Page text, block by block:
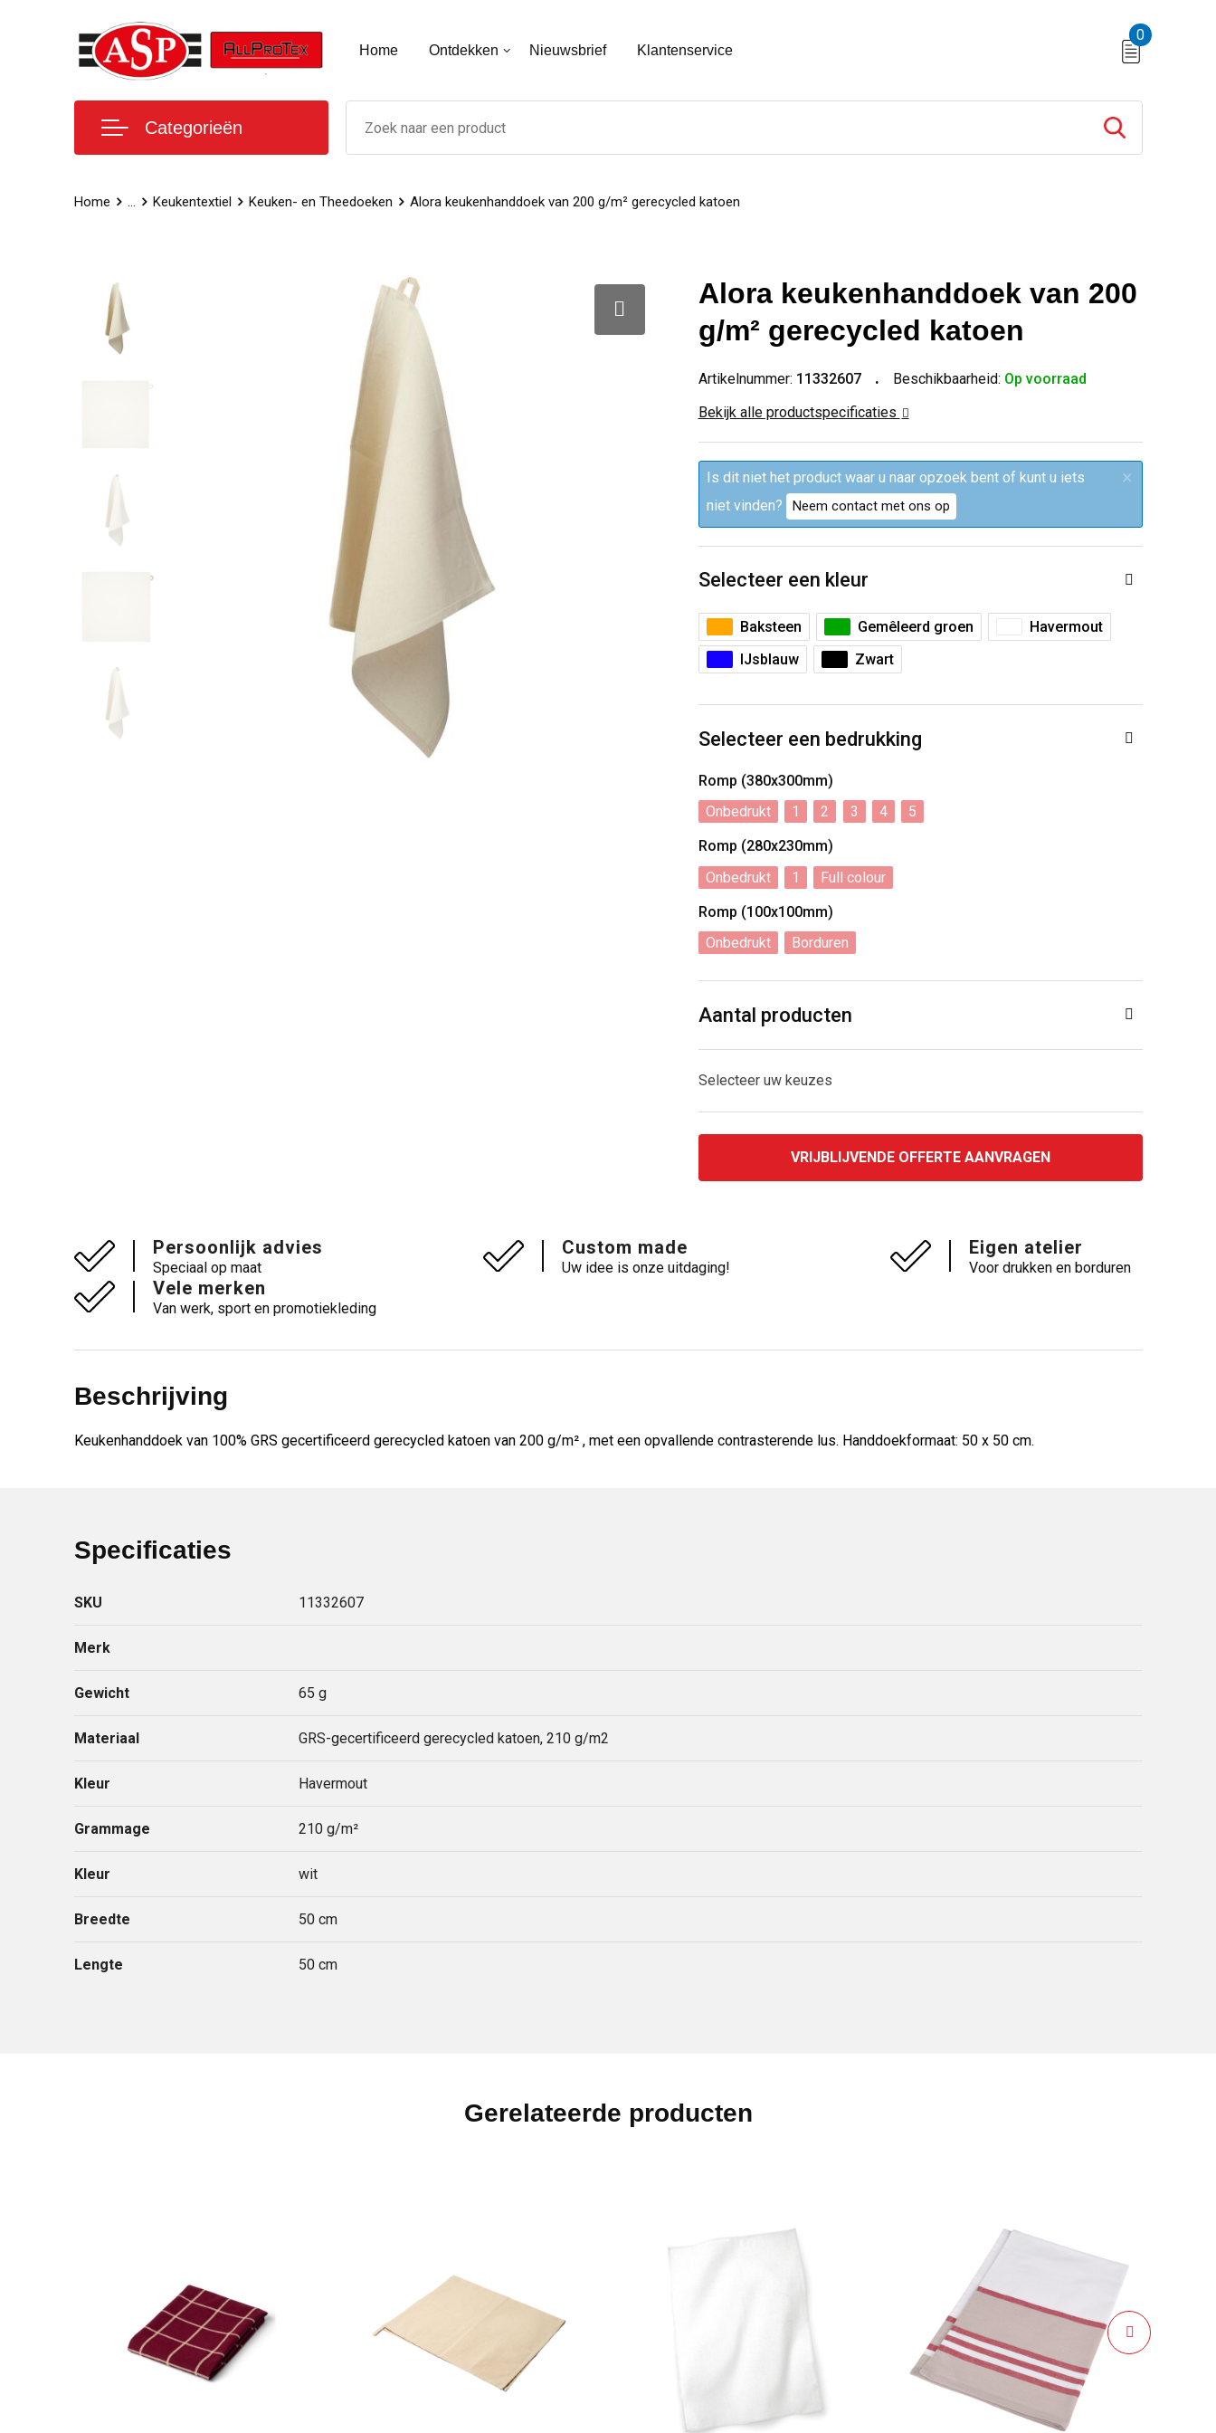
Home Ontdekken Nieuwsbrief Klantenservice
0
Categorieën
Home ... Keukentextiel Keuken- en Theedoeken Alora keukenhanddoek van 200 g/m² gerecycled katoen
Alora keukenhanddoek van 200
g/m² gerecycled katoen
Artikelnummer: 11332607 Beschikbaarheid: Op voorraad
Bekijk alle productspecificaties
Is dit niet het product waar u naar opzoek bent of kunt u iets
niet vinden?
Neem contact met ons op
×
Selecteer een kleur
Baksteen Gemêleerd groen
Havermout
IJsblauw
Zwart
Selecteer een bedrukking
Romp (380x300mm)
Onbedrukt
1 2 3 4
5
Romp (280x230mm)
Onbedrukt
1
Full colour
Romp (100x100mm)
Onbedrukt
Borduren
Aantal producten
Selecteer uw keuzes
VRIJBLIJVENDE OFFERTE AANVRAGEN
Persoonlijk advies
Speciaal op maat
Custom made
Uw idee is onze uitdaging!
Eigen atelier
Voor drukken en borduren
Vele merken
Van werk, sport en promotiekleding
Beschrijving
Keukenhanddoek van 100% GRS gecertificeerd gerecycled katoen van 200 g/m² , met een opvallende contrasterende lus. Handdoekformaat: 50 x 50 cm.
Specificaties
SKU 11332607
Merk
Gewicht 65 g
Materiaal GRS-gecertificeerd gerecycled katoen, 210 g/m2
Kleur Havermout
Grammage 210 g/m²
Kleur wit
Breedte 50 cm
Lengte 50 cm
Gerelateerde producten